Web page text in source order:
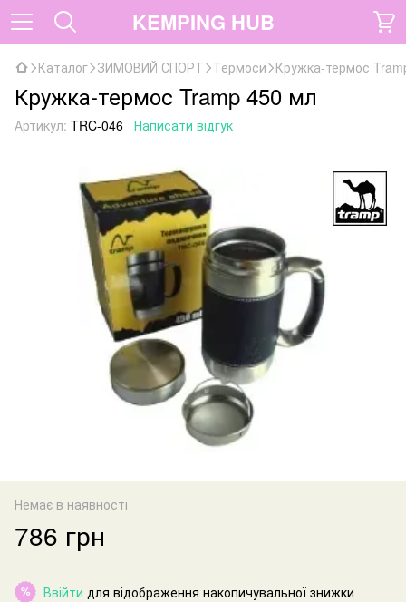
KEMPING HUB
Каталог ЗИМОВИЙ СПОРТ Термоси Кружка-термос
Кружка-термос Tramp 450 мл
Артикул: TRC-046 Написати відгук
Немає в наявності
786 грн
% Ввійти для відображення накопичувальної знижки